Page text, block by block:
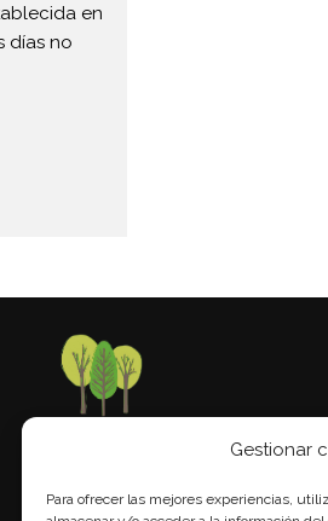
Gestionar
Para ofrecer las mejores experiencias,
en
días no